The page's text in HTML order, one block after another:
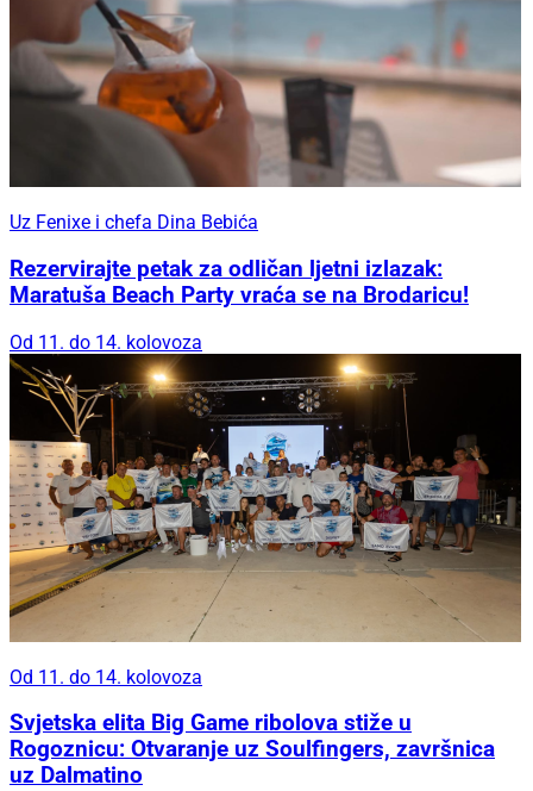
Uz Fenixe i chefa Dina Bebića
Rezervirajte petak za odličan ljetni izlazak:
Maratuša Beach Party vraća se na Brodaricu!
Od 11. do 14. kolovoza
Od 11. do 14. kolovoza
Svjetska elita Big Game ribolova stiže u
Rogoznicu: Otvaranje uz Soulfingers, završnica
uz Dalmatino